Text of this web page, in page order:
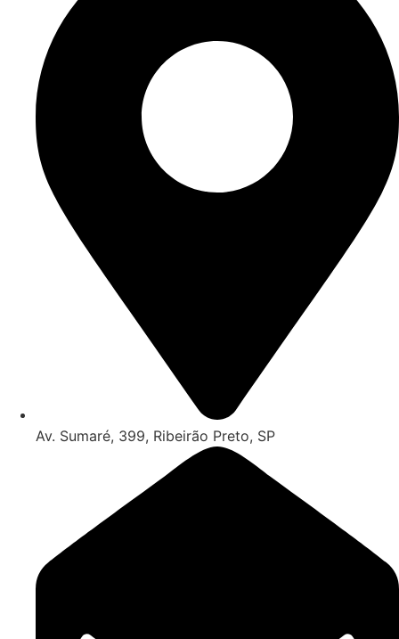
Av. Sumaré, 399, Ribeirão Preto, SP